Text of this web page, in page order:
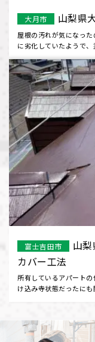
大月市 山梨県
屋根の汚れが気になっ
に劣化していたようで、
富士吉田市
山
カバー工法
所有しているアパート
け込み寺状態だったにも